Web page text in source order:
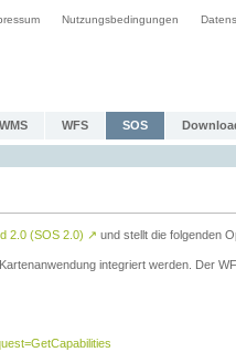
Nutzungsbedingungen
WMS WFS SOS
2.0 (SOS 2.0) ↗ und stellt die folgenden
integriert werden. Der